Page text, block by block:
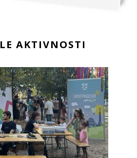
AKTIVNOSTI